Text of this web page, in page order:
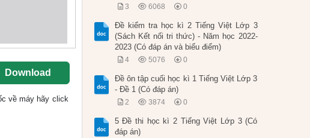
Download
về máy hãy click
3 6068 0
Đề kiểm tra học kì 2 Tiếng Việt Lớp 3
(Sách Kết nối tri thức) - Năm học 2022-
2023 (Có đáp án và biểu điểm)
4 5076 0
Đề ôn tập cuối học kì 1 Tiếng Việt Lớp 3
- Đề 1 (Có đáp án)
2 3874 0
5 Đề thi học kì 2 Tiếng Việt Lớp 3 (Có
đáp án)